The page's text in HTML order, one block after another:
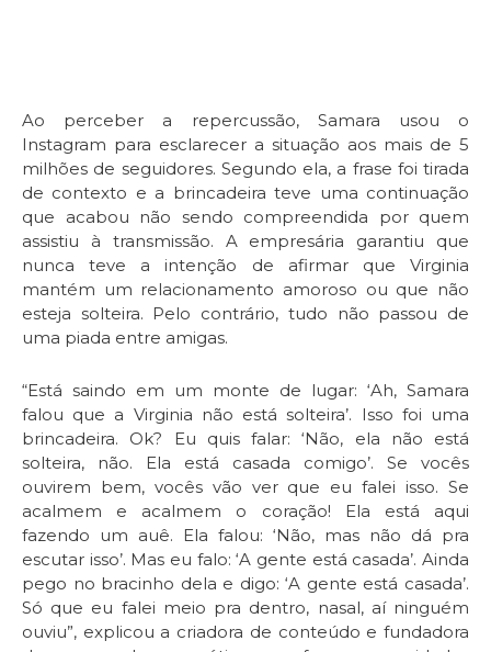
Ao perceber a repercussão, Samara usou o
Instagram para esclarecer a situação aos mais de 5
milhões de seguidores. Segundo ela, a frase foi tirada
de contexto e a brincadeira teve uma continuação
que acabou não sendo compreendida por quem
assistiu à transmissão. A empresária garantiu que
nunca teve a intenção de afirmar que Virginia
mantém um relacionamento amoroso ou que não
esteja solteira. Pelo contrário, tudo não passou de
uma piada entre amigas.
“Está saindo em um monte de lugar: ‘Ah, Samara
falou que a Virginia não está solteira’. Isso foi uma
brincadeira. Ok? Eu quis falar: ‘Não, ela não está
solteira, não. Ela está casada comigo’. Se vocês
ouvirem bem, vocês vão ver que eu falei isso. Se
acalmem e acalmem o coração! Ela está aqui
fazendo um auê. Ela falou: ‘Não, mas não dá pra
escutar isso’. Mas eu falo: ‘A gente está casada’. Ainda
pego no bracinho dela e digo: ‘A gente está casada’.
Só que eu falei meio pra dentro, nasal, aí ninguém
ouviu”, explicou a criadora de conteúdo e fundadora